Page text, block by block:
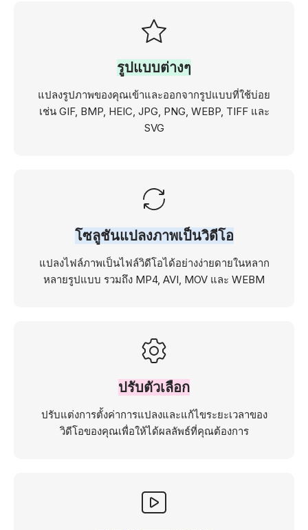
รูปแบบต่างๆ
แปลงรูปภาพของคุณเข้าและออกจากรูปแบบที่ใช้บ่อย
เช่น GIF, BMP, HEIC, JPG, PNG, WEBP, TIFF และ
SVG
โซลูชันแปลงภาพเป็นวิดีโอ
แปลงไฟล์ภาพเป็นไฟล์วิดีโอได้อย่างง่ายดายในหลาก
หลายรูปแบบ รวมถึง MP4, AVI, MOV และ WEBM
ปรับตัวเลือก
ปรับแต่งการตั้งค่าการแปลงและแก้ไขระยะเวลาของ
วิดีโอของคุณเพื่อให้ได้ผลลัพธ์ที่คุณต้องการ